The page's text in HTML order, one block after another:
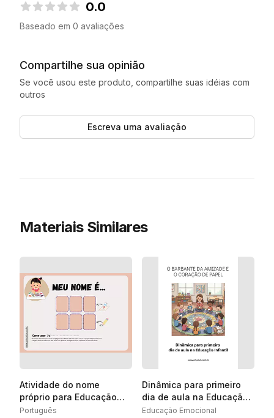
0.0
Baseado em 0 avaliações
Compartilhe sua opinião
Se você usou este produto, compartilhe suas idéias com
outros
Escreva uma avaliação
Materiais Similares
Atividade do nome
próprio para Educação
Infantil
Português
Dinâmica para primeiro
dia de aula na Educação
Infantil
Educação Emocional